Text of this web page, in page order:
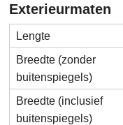
Exterieurmaten
Lengte
Breedte (zonder
buitenspiegels)
Breedte (inclusief
buitenspiegels)